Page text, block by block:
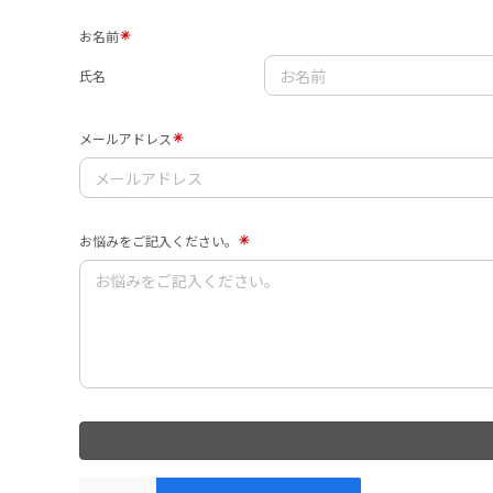
お名前
氏名
メールアドレス
お悩みをご記入ください。